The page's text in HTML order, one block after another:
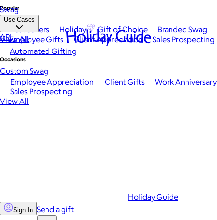
Popular
Best Sellers Holiday Gift of Choice
Branded Swag
View All
Occasions
Employee Appreciation Client Gifts
Work Anniversary
Sales Prospecting
View All
Swag
Use Cases
Employee Gifts Client Appreciation
Sales Prospecting
Automated Gifting
Custom Swag
API Holiday Guide
Holiday Guide
Sign In Send a gift